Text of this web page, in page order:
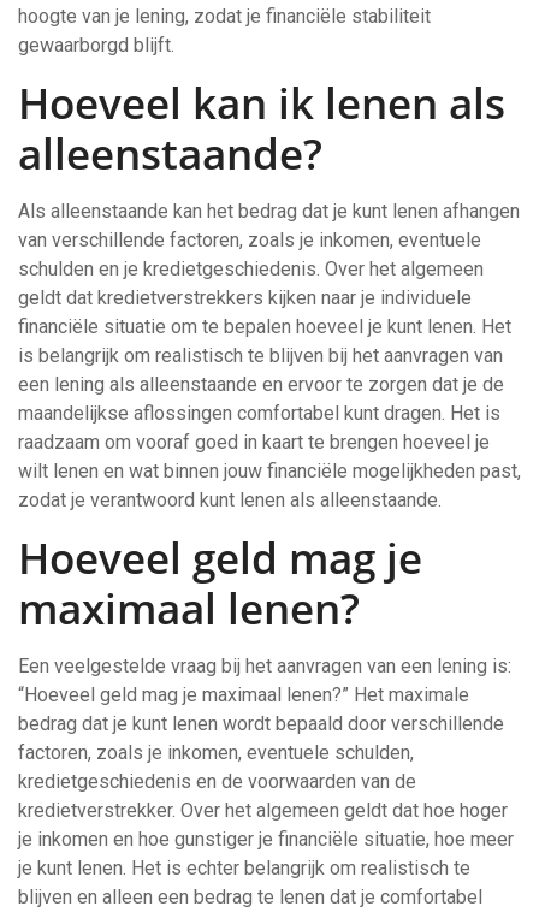
hoogte van je lening, zodat je financiële stabiliteit
gewaarborgd blijft.
Hoeveel kan ik lenen als
alleenstaande?
Als alleenstaande kan het bedrag dat je kunt lenen afhangen
van verschillende factoren, zoals je inkomen, eventuele
schulden en je kredietgeschiedenis. Over het algemeen
geldt dat kredietverstrekkers kijken naar je individuele
financiële situatie om te bepalen hoeveel je kunt lenen. Het
is belangrijk om realistisch te blijven bij het aanvragen van
een lening als alleenstaande en ervoor te zorgen dat je de
maandelijkse aflossingen comfortabel kunt dragen. Het is
raadzaam om vooraf goed in kaart te brengen hoeveel je
wilt lenen en wat binnen jouw financiële mogelijkheden past,
zodat je verantwoord kunt lenen als alleenstaande.
Hoeveel geld mag je
maximaal lenen?
Een veelgestelde vraag bij het aanvragen van een lening is:
“Hoeveel geld mag je maximaal lenen?” Het maximale
bedrag dat je kunt lenen wordt bepaald door verschillende
factoren, zoals je inkomen, eventuele schulden,
kredietgeschiedenis en de voorwaarden van de
kredietverstrekker. Over het algemeen geldt dat hoe hoger
je inkomen en hoe gunstiger je financiële situatie, hoe meer
je kunt lenen. Het is echter belangrijk om realistisch te
blijven en alleen een bedrag te lenen dat je comfortabel